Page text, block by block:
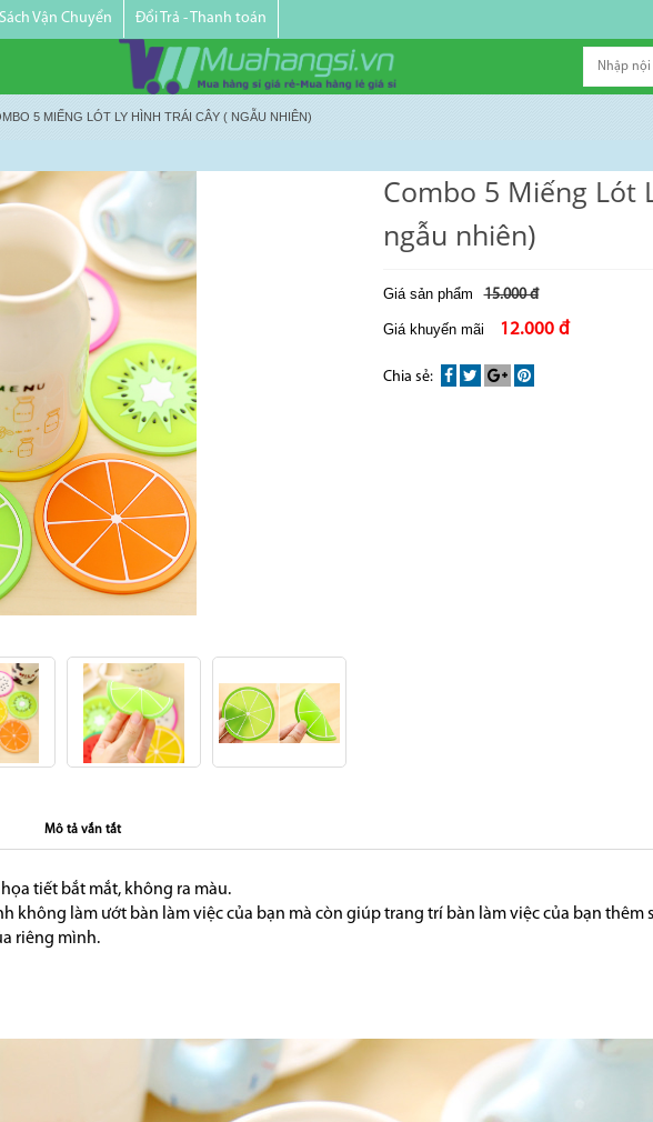
Vận Chuyển Đổi Trả - Thanh toán
5 MIẾNG LÓT LY HÌNH TRÁI CÂY ( NGẪU NHIÊN)
Combo 5 Miếng Lót
ngẫu nhiên)
Giá sản phẩm 15.000 đ
Giá khuyến mãi 12.000 đ
Chia sẻ:
Mô tả vắn tắt
tiết bắt mắt, không ra màu.
không làm ướt bàn làm việc của bạn mà còn giúp trang trí bàn làm việc của bạn thêm
riêng mình.